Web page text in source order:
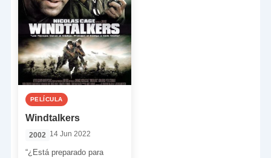
PELÍCULA
Windtalkers
2002 14 Jun 2022
“¿Está preparado para